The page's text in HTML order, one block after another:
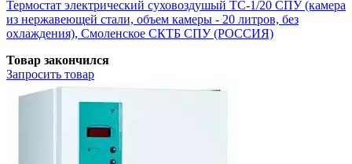
Термостат электрический суховоздушый ТС-1/20 СПУ (камера
из нержавеющей стали, объем камеры - 20 литров, без
охлаждения), Смоленское СКТБ СПУ (РОССИЯ)
Товар закончился
Запросить товар